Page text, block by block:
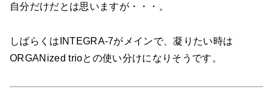
自分だけだとは思いますが・・・。
しばらくはINTEGRA-7がメインで、凝りたい時は
ORGANized trioとの使い分けになりそうです。